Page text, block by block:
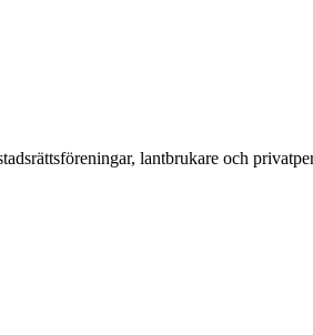
lantbrukare och